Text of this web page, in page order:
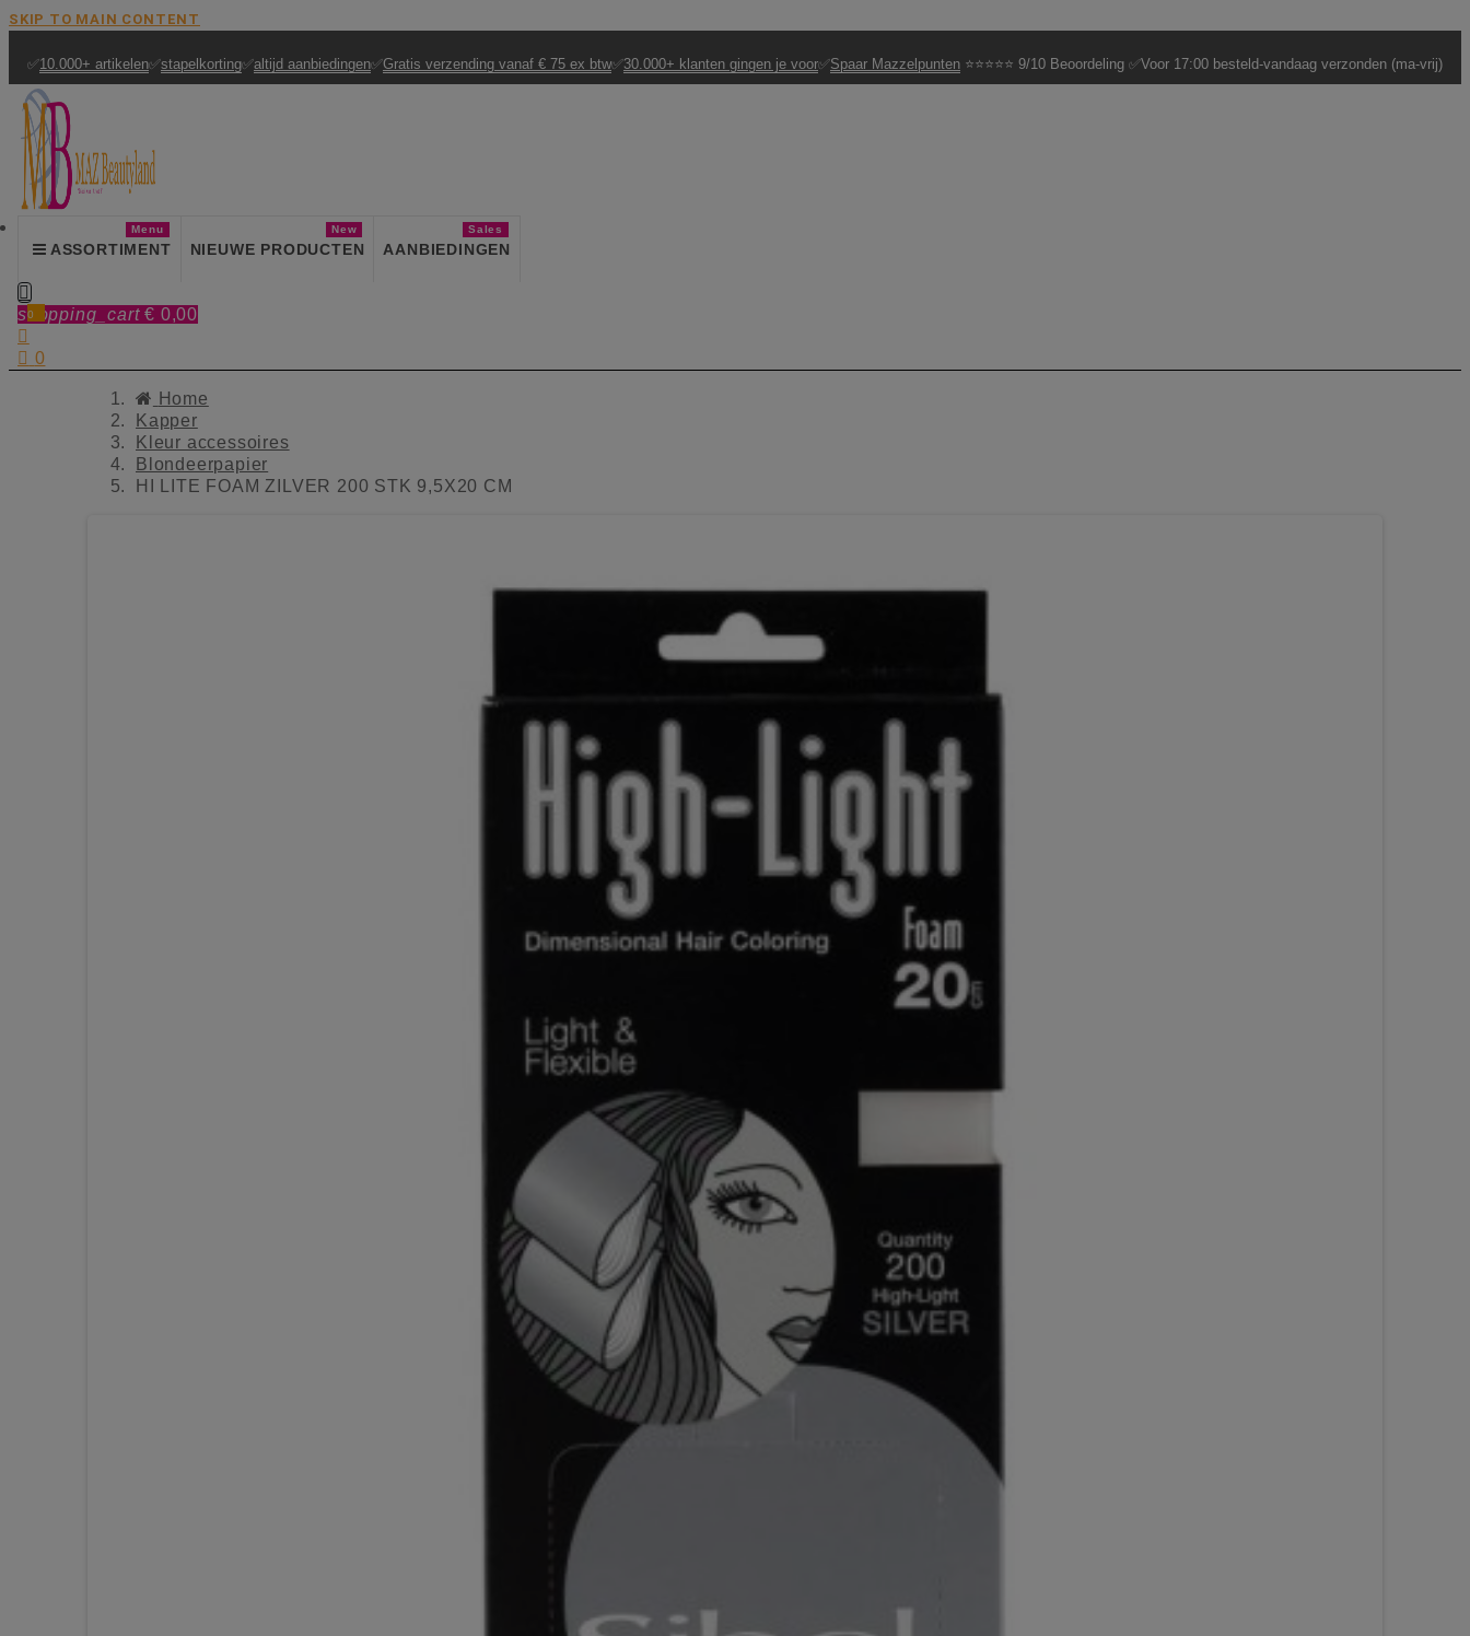
SKIP TO MAIN CONTENT
✅10.000+ artikelen✅stapelkorting✅altijd aanbiedingen✅Gratis verzending vanaf € 75 ex btw✅30.000+ klanten gingen je voor✅Spaar Mazzelpunten ⭐⭐⭐⭐⭐ 9/10 Beoordeling ✅Voor 17:00 besteld-vandaag verzonden (ma-vrij)
ASSORTIMENT
Menu
NIEUWE PRODUCTEN
New
AANBIEDINGEN
Sales

shopping_cart € 0,00
0

 0
Home
Kapper
Kleur accessoires
Blondeerpapier
HI LITE FOAM ZILVER 200 STK 9,5X20 CM